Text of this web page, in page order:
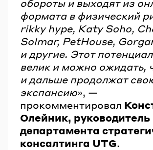
обороты и выходят из
формата в физический
rikky hype, Katy Soho,
Solmar, PetHouse,
и другие. Этот
велик и можно ожидать,
и дальше продолжат
экспансию», —
прокомментировал
Олейник, руководитель
департамента
консалтинга UTG.